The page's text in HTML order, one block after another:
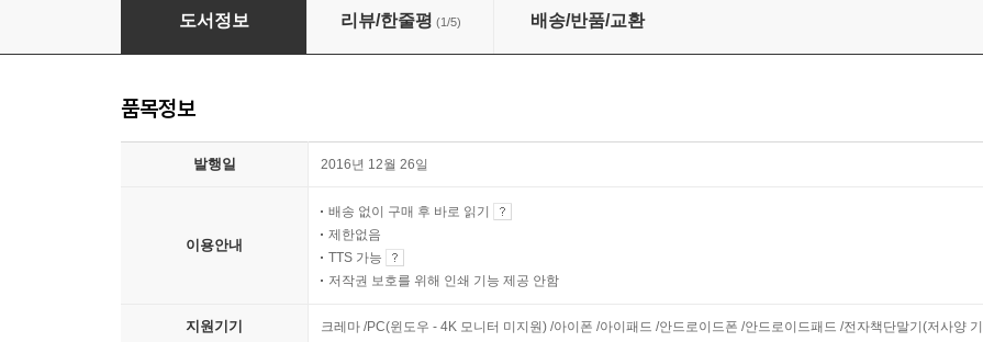
사랑과 어둠의 이야기 1 - 세계문학전집 131
도서정보 리뷰/한줄평 (1/5) 배송/반품/교환
품목정보
발행일 2016년 12월 26일
이용안내
배송 없이 구매 후 바로 읽기
제한없음
TTS 가능
저작권 보호를 위해 인쇄 기능 제공 안함
지원기기 크레마 /PC(윈도우 - 4K 모니터 미지원) /아이폰 /아이패드 /안드로이드폰 /안드로이드패드 /전자책단말기(저사양